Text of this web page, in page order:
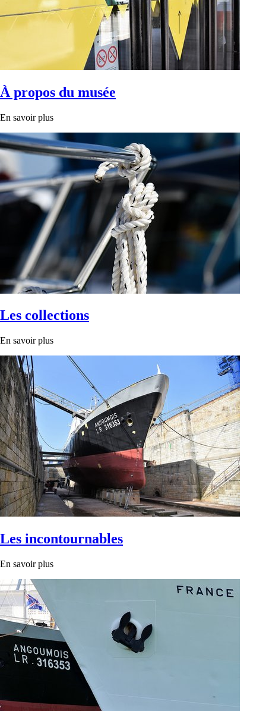
À propos du musée
En savoir plus
Les collections
En savoir plus
Les incontournables
En savoir plus